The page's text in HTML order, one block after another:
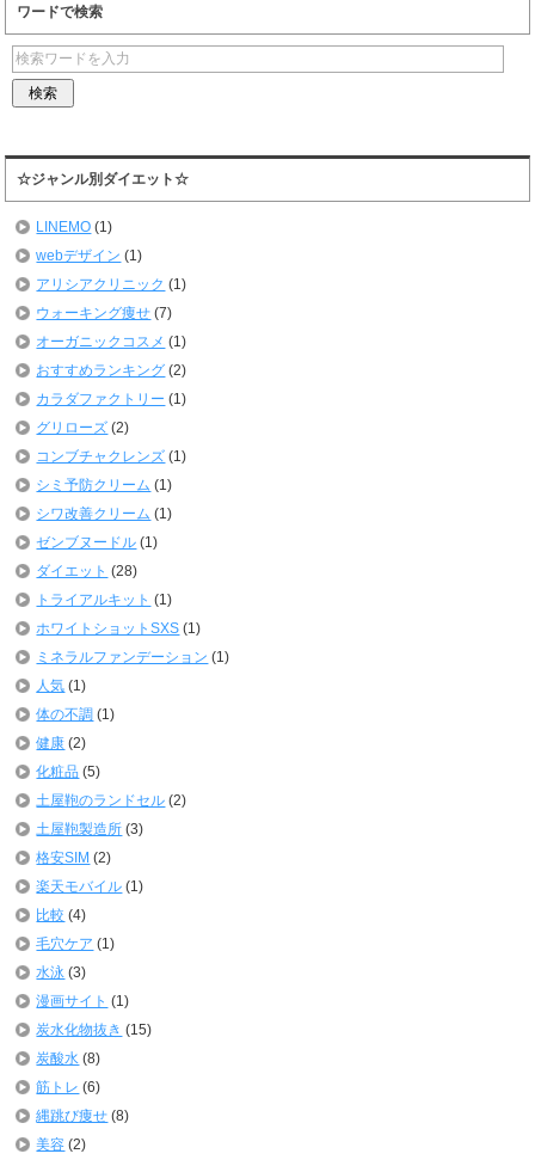
ワードで検索
☆ジャンル別ダイエット☆
LINEMO (1)
webデザイン (1)
アリシアクリニック (1)
ウォーキング痩せ (7)
オーガニックコスメ (1)
おすすめランキング (2)
カラダファクトリー (1)
グリローズ (2)
コンブチャクレンズ (1)
シミ予防クリーム (1)
シワ改善クリーム (1)
ゼンブヌードル (1)
ダイエット (28)
トライアルキット (1)
ホワイトショットSXS (1)
ミネラルファンデーション (1)
人気 (1)
体の不調 (1)
健康 (2)
化粧品 (5)
土屋鞄のランドセル (2)
土屋鞄製造所 (3)
格安SIM (2)
楽天モバイル (1)
比較 (4)
毛穴ケア (1)
水泳 (3)
漫画サイト (1)
炭水化物抜き (15)
炭酸水 (8)
筋トレ (6)
縄跳び痩せ (8)
美容 (2)